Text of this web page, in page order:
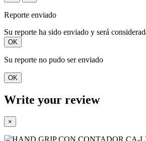
Reporte enviado
Su reporte ha sido enviado y será
OK
Su reporte no pudo ser enviado
OK
Write your review
×